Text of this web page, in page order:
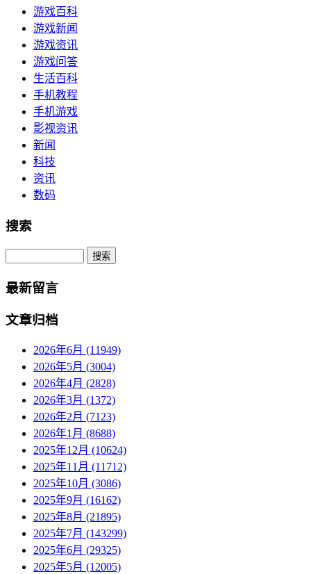
游戏百科
游戏新闻
游戏资讯
游戏问答
生活百科
手机教程
手机游戏
影视资讯
新闻
科技
资讯
数码
搜索
Search
最新留言
文章归档
2026年6月 (11949)
2026年5月 (3004)
2026年4月 (2828)
2026年3月 (1372)
2026年2月 (7123)
2026年1月 (8688)
2025年12月 (10624)
2025年11月 (11712)
2025年10月 (3086)
2025年9月 (16162)
2025年8月 (21895)
2025年7月 (143299)
2025年6月 (29325)
2025年5月 (12005)